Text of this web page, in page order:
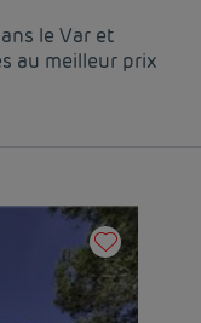
le Var et
au meilleur prix